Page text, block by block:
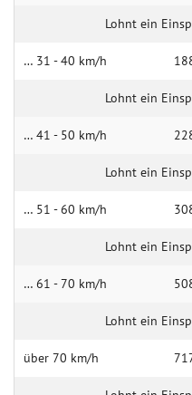
… 31 - 40 km/h
… 41 - 50 km/h
… 51 - 60 km/h
… 61 - 70 km/h
über 70 km/h